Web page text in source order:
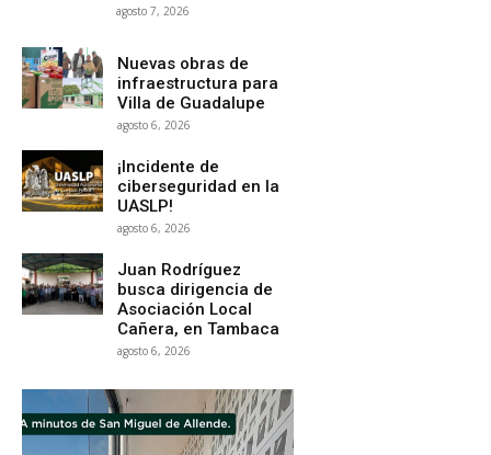
agosto 7, 2026
Nuevas obras de
infraestructura para
Villa de Guadalupe
agosto 6, 2026
¡Incidente de
ciberseguridad en la
UASLP!
agosto 6, 2026
Juan Rodríguez
busca dirigencia de
Asociación Local
Cañera, en Tambaca
agosto 6, 2026